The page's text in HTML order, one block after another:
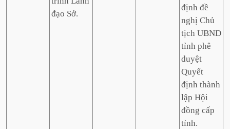
đạo Sở.
định đề
nghị Chủ
tịch UBND
tỉnh phê
duyệt
Quyết
định thành
lập Hội
đồng cấp
tỉnh.